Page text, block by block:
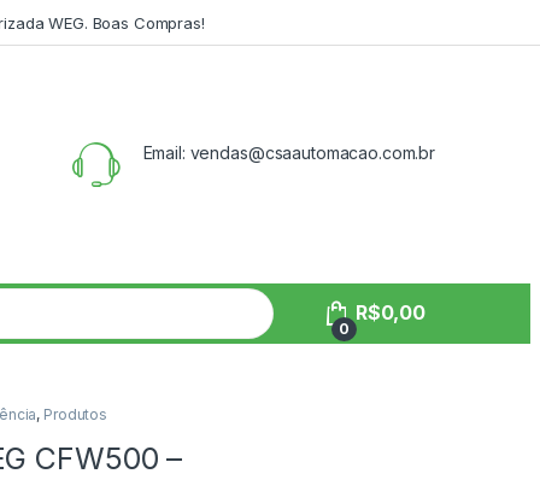
WEG. Boas Compras!
Email: vendas@csaautomacao.com.br
0
R$0,00
, Produtos
CFW500 –